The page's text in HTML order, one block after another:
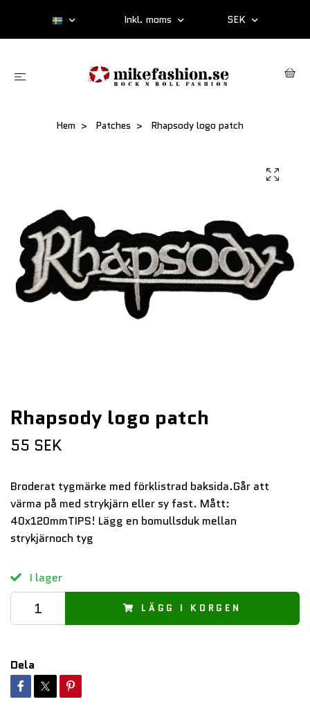
Inkl. moms SEK
Hem Patches Rhapsody logo patch
Rhapsody logo patch
55 SEK
Broderat tygmärke med förklistrad baksida.Går att
värma på med strykjärn eller sy fast. Mått:
40x120mmTIPS! Lägg en bomullsduk mellan
strykjärnoch tyg
I lager
LÄGG I KORGEN
Dela